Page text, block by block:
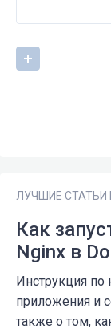
ЛУЧШИЕ СТАТЬИ
Как
Nginx в
Инструкция по
приложения и
также о том,